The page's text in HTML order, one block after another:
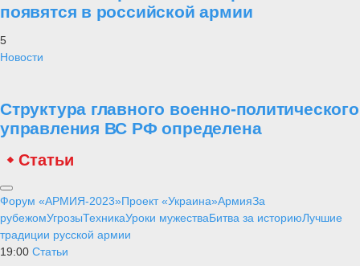
появятся в российской армии
5
Новости
Структура главного военно-политического
управления ВС РФ определена
Статьи
Форум «АРМИЯ-2023»Проект «Украина»АрмияЗа
рубежомУгрозыТехникаУроки мужестваБитва за историюЛучшие
традиции русской армии
19:00 Статьи